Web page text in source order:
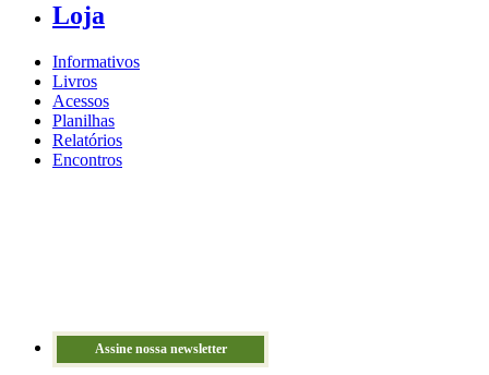
Loja
Informativos
Livros
Acessos
Planilhas
Relatórios
Encontros
Assine nossa newsletter